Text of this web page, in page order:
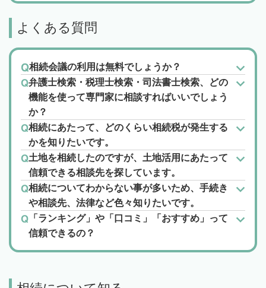
よくある質問
相続会議の利用は無料でしょうか？
弁護士検索・税理士検索・司法書士検索、どの
機能を使って専門家に相談すればいいでしょう
か？
相続にあたって、どのくらい相続税が発生する
かを知りたいです。
土地を相続したのですが、土地活用にあたって
信頼できる相談先を探しています。
相続についてわからない事が多いため、手続き
や相談先、法律など色々知りたいです。
「ランキング」や「口コミ」「おすすめ」って
信頼できるの？